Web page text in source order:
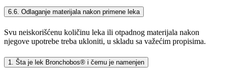
6.6. Odlaganje materijala nakon primene leka
Svu neiskorišćenu količinu leka ili otpadnog materijala nakon
njegove upotrebe treba ukloniti, u skladu sa važećim propisima.
1. Šta je lek Bronchobos® i čemu je namenjen